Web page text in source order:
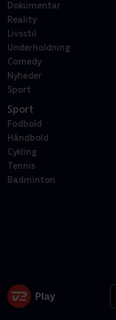
Dokumentar
Reality
Livsstil
Underholdning
Comedy
Nyheder
Sport
Sport
Fodbold
Håndbold
Cykling
Tennis
Badminton